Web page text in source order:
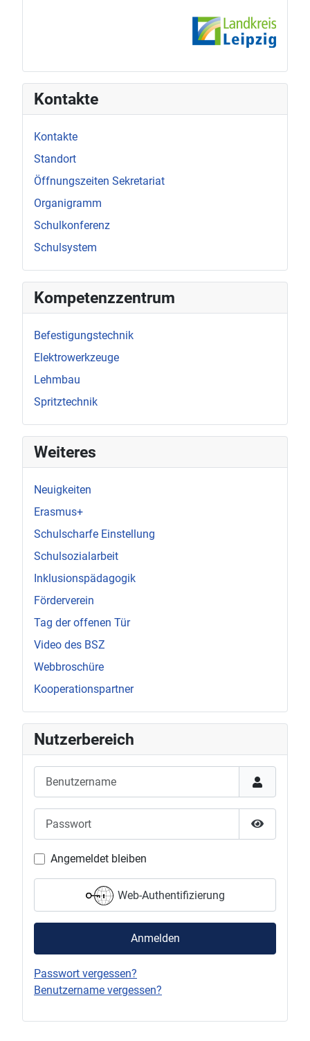
Kontakte
Kontakte
Standort
Öffnungszeiten Sekretariat
Organigramm
Schulkonferenz
Schulsystem
Kompetenzzentrum
Befestigungstechnik
Elektrowerkzeuge
Lehmbau
Spritztechnik
Weiteres
Neuigkeiten
Erasmus+
Schulscharfe Einstellung
Schulsozialarbeit
Inklusionspädagogik
Förderverein
Tag der offenen Tür
Video des BSZ
Webbroschüre
Kooperationspartner
Nutzerbereich
Passwort
Angemeldet bleiben
Web-Authentifizierung
Anmelden
Passwort vergessen?
Benutzername vergessen?